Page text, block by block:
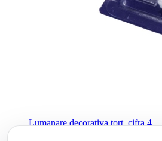
Lumanare decorativa tort, cifra 4